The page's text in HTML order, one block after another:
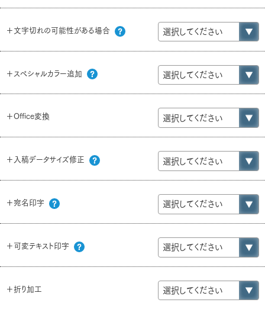
＋文字切れの可能性がある場合
＋スペシャルカラー追加
＋Office変換
＋入稿データサイズ修正
＋宛名印字
＋可変テキスト印字
＋折り加工